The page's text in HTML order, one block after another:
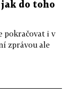
jak do toho
pokračovat i v
zprávou ale